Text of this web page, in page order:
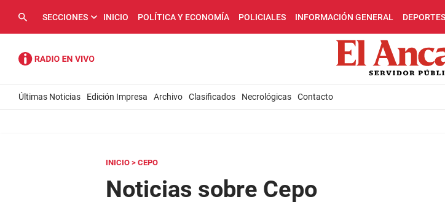
SECCIONES INICIO POLÍTICA Y ECONOMÍA POLICIALES INFORMACIÓN GENERAL DEPORTES
Últimas Noticias Edición Impresa Archivo Clasificados Necrológicas Contacto
INICIO > CEPO
Noticias sobre Cepo